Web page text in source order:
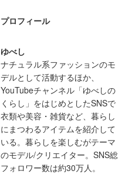
プロフィール
ゆべし
ナチュラル系ファッションのモ
デルとして活動するほか、
YouTubeチャンネル「ゆべしの
くらし」をはじめとしたSNSで
衣類や美容・雑貨など、暮らし
にまつわるアイテムを紹介して
いる。暮らしを楽しむがテーマ
のモデル/クリエイター。SNS総
フォロワー数は約30万人。